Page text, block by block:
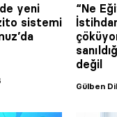
yeni
sistemi
“Ne
değil
Gülben